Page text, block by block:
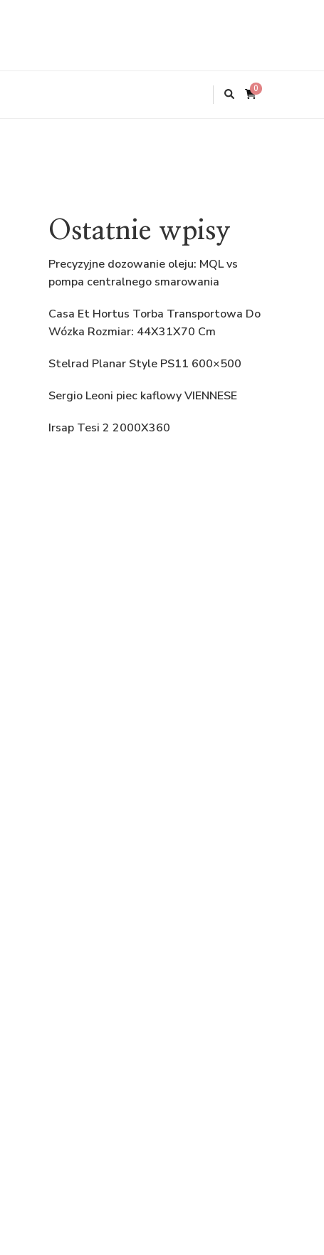
0
Ostatnie wpisy
Precyzyjne dozowanie oleju: MQL vs
pompa centralnego smarowania
Casa Et Hortus Torba Transportowa Do
Wózka Rozmiar: 44X31X70 Cm
Stelrad Planar Style PS11 600×500
Sergio Leoni piec kaflowy VIENNESE
Irsap Tesi 2 2000X360